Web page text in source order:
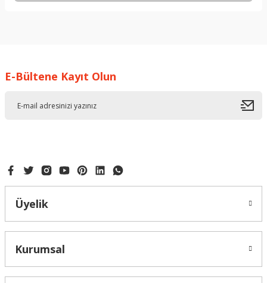
Ürün resmi kalitesiz, bozuk veya görüntülenemiyor.
E-Bültene Kayıt Olun
Üyelik
Kurumsal